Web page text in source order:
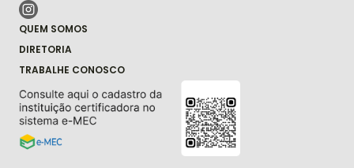
QUEM SOMOS
DIRETORIA
TRABALHE CONOSCO